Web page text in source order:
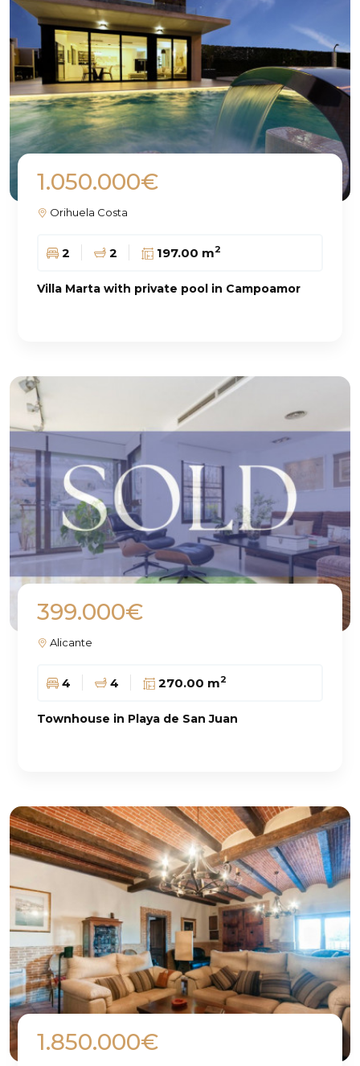
1.050.000€
Orihuela Costa
2 2 197.00 m2
Villa Marta with private pool in Campoamor
399.000€
Alicante
4 4 270.00 m2
Townhouse in Playa de San Juan
1.850.000€